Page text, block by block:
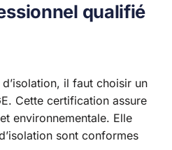
qualifié
il faut choisir un
Cette certification assure
environnementale. Elle
sont conformes